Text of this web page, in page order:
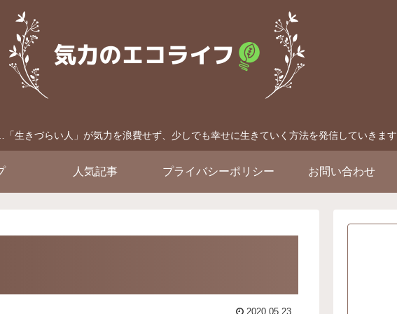
生きづらい人」が気力を浪費せず、少しでも幸せに生きていく方法を発信していきます
人気記事 プライバシーポリシー お問い合わせ
2020.05.23